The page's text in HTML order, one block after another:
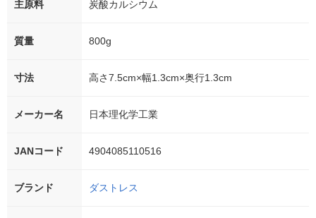
主原料 炭酸カルシウム
質量 800g
寸法 高さ7.5cm×幅1.3cm×奥行1.3cm
メーカー名 日本理化学工業
JANコード 4904085110516
ブランド ダストレス